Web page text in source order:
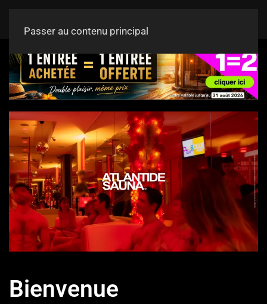
Passer au contenu principal
Bienvenue